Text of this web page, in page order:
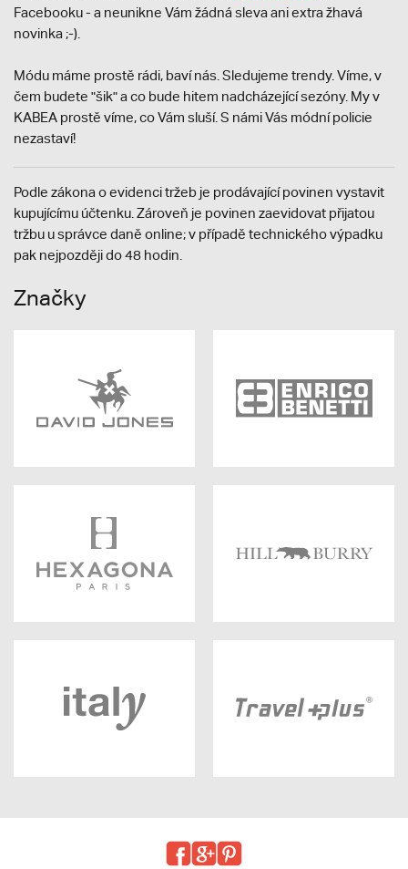
Facebooku - a neunikne Vám žádná sleva ani extra žhavá
novinka ;-).
Módu máme prostě rádi, baví nás. Sledujeme trendy. Víme, v
čem budete "šik" a co bude hitem nadcházející sezóny. My v
KABEA prostě víme, co Vám sluší. S námi Vás módní policie
nezastaví!
Podle zákona o evidenci tržeb je prodávající povinen vystavit
kupujícímu účtenku. Zároveň je povinen zaevidovat přijatou
tržbu u správce daně online; v případě technického výpadku
pak nejpozději do 48 hodin.
Značky